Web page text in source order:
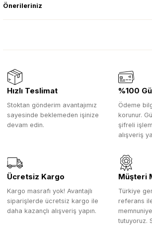
Önerileriniz
Hızlı Teslimat
Stoktan gönderim avantajımız
sayesinde beklemeden işinize
devam edin.
%100
Ödeme
korunur.
şifreli
alışveriş
Ücretsiz Kargo
Kargo masrafı yok! Avantajlı
siparişlerde ücretsiz kargo ile
daha kazançlı alışveriş yapın.
Müşteri
Türkiye
referans
tutuyoruz.